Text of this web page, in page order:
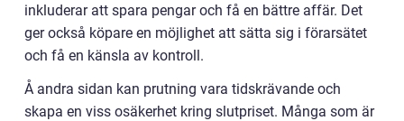
inkluderar att spara pengar och få en bättre affär. Det
ger också köpare en möjlighet att sätta sig i förarsätet
och få en känsla av kontroll.
Å andra sidan kan prutning vara tidskrävande och
skapa en viss osäkerhet kring slutpriset. Många som är